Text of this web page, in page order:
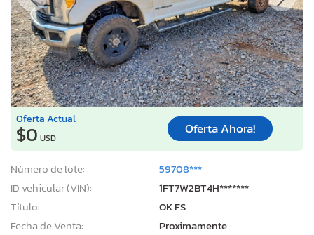
Oferta Actual
$0 USD
Oferta Ahora!
Número de lote:
59708***
ID vehicular (VIN):
1FT7W2BT4H*******
Título:
OK FS
Fecha de Venta:
Proximamente